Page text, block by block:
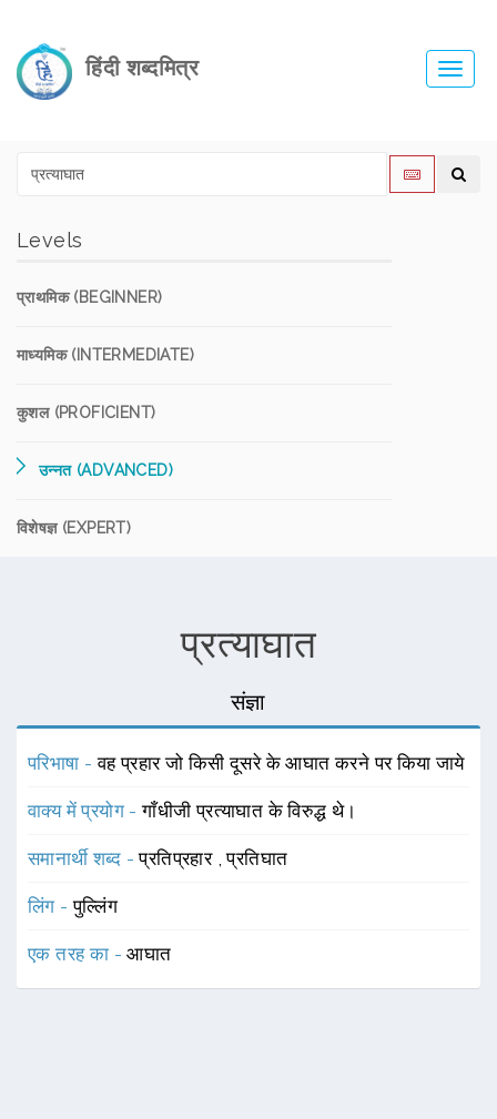
हिंदी शब्दमित्र
Levels
प्राथमिक (BEGINNER)
माध्यमिक (INTERMEDIATE)
कुशल (PROFICIENT)
उन्नत (ADVANCED)
विशेषज्ञ (EXPERT)
प्रत्याघात
संज्ञा
परिभाषा -वह प्रहार जो किसी दूसरे के आघात करने पर किया जाये
वाक्य में प्रयोग -गाँधीजी प्रत्याघात के विरुद्ध थे।
समानार्थी शब्द -प्रतिप्रहार ,प्रतिघात
लिंग -पुल्लिंग
एक तरह का -आघात